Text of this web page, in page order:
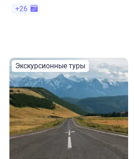
+26
Экскурсионные туры